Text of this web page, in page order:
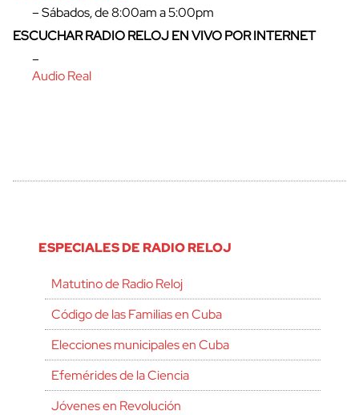
– Sábados, de 8:00am a 5:00pm
ESCUCHAR RADIO RELOJ EN VIVO POR INTERNET
–
Audio Real
ESPECIALES DE RADIO RELOJ
Matutino de Radio Reloj
Código de las Familias en Cuba
Elecciones municipales en Cuba
Efemérides de la Ciencia
Jóvenes en Revolución